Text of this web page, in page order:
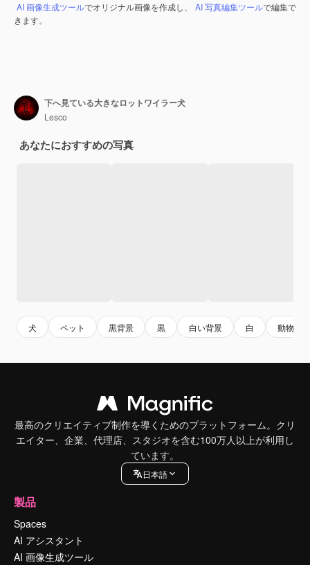
AI 画像生成ツールでオリジナル画像を作成し、 AI 写真編集ツールで編集で
きます。
下へ見ている大きなロットワイラー犬
Lesco
あなたにおすすめの写真
犬 ペット 黒背景 黒 白い背景 白 動物
最高のクリエイティブ制作を導くためのプラットフォーム。クリ
エイター、企業、代理店、スタジオを含む100万人以上が利用し
ています。
日本語
製品
Spaces
AI アシスタント
AI 画像生成ツール